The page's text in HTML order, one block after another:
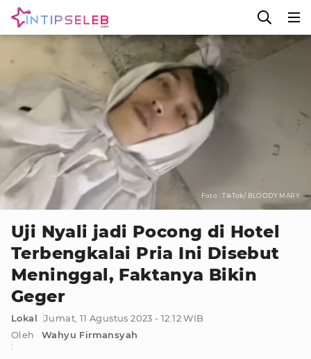
Foto : TikTok/ BLOODY MARY
Uji Nyali jadi Pocong di Hotel
Terbengkalai Pria Ini Disebut
Meninggal, Faktanya Bikin
Geger
Lokal
Jumat, 11 Agustus 2023 - 12:12 WIB
Oleh
:
Wahyu Firmansyah